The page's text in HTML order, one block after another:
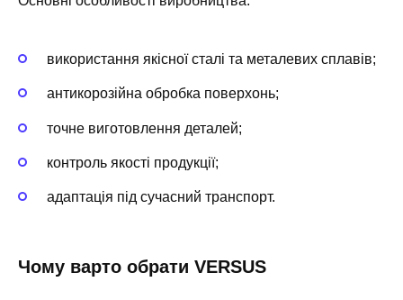
використання якісної сталі та металевих сплавів;
антикорозійна обробка поверхонь;
точне виготовлення деталей;
контроль якості продукції;
адаптація під сучасний транспорт.
Чому варто обрати VERSUS